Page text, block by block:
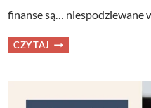
finanse są… niespodziewane
CZYTAJ NIE
DAJ
SPOSÓB